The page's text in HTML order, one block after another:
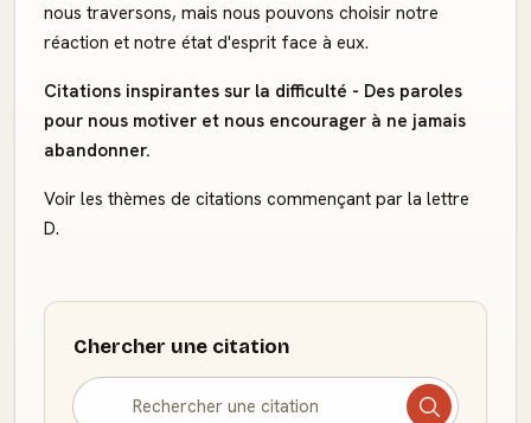
nous traversons, mais nous pouvons choisir notre
réaction et notre état d'esprit face à eux.
Citations inspirantes sur la difficulté - Des paroles
pour nous motiver et nous encourager à ne jamais
abandonner.
Voir les thèmes de citations commençant par la lettre
D.
Chercher une citation